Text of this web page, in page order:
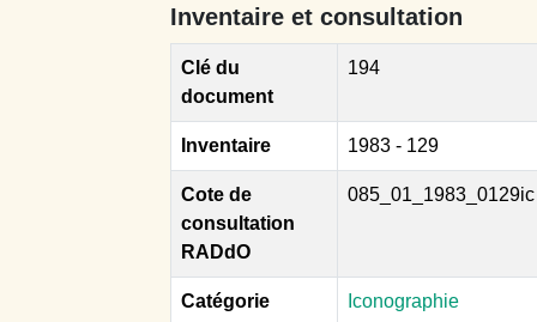
Inventaire et consultation
Clé du
document
194
Inventaire 1983 - 129
Cote de
consultation
RADdO
085_01_1983_0129ic
Catégorie Iconographie